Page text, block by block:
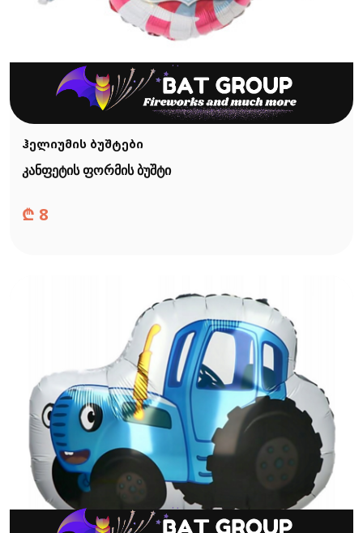
ჰელიუმის ბუშტები
კანფეტის ფორმის ბუშტი
₾ 8